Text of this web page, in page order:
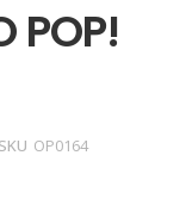
POP!
SKU OP0164